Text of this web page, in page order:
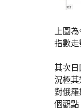
上圖
指數
其次
況極
對俄
個觀